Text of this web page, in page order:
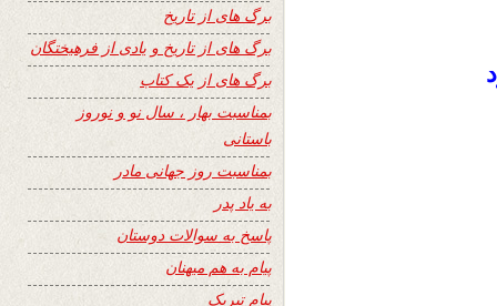
برگ های از تاریخ
برگ های از تاریخ و یادی از فرهیختگان
برگ های از یک کتاب
بمناسبت بهار ، سال نو و نوروز
باستانی
بمناسبت روز جهانی مادر
به یاد پدر
پاسخ به سوالات دوستان
پیام به هم میهنان
پیام تبریک